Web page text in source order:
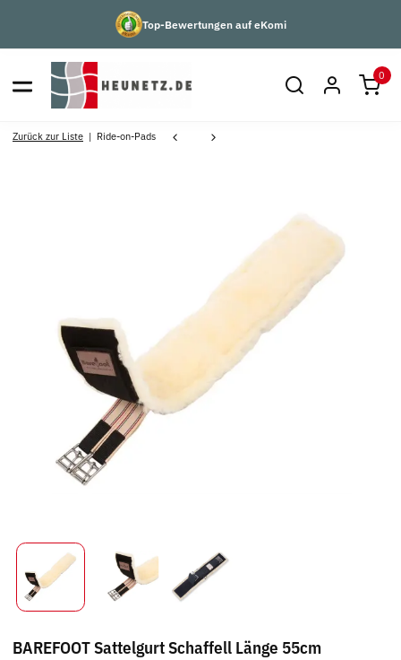
Top-Bewertungen auf eKomi
0
Zurück zur Liste Ride-on-Pads
BAREFOOT Sattelgurt Schaffell Länge 55cm